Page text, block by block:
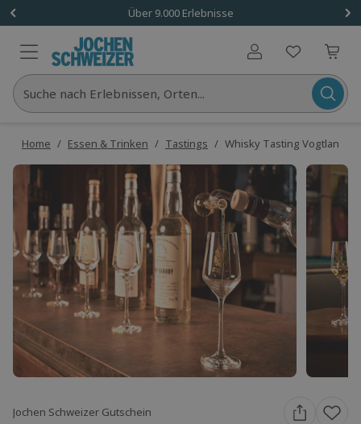
Über 9.000 Erlebnisse
Benutzerkonto
Suche nach Erlebnissen, Orten...
Home / Essen & Trinken / Tastings / Whisky Tasting Vogtland
Jochen Schweizer Gutschein